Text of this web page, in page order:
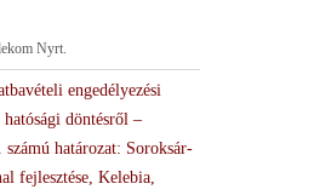
Nyrt.
engedélyezési
döntésről –
határozat: Soroksár-
fejlesztése, Kelebia,